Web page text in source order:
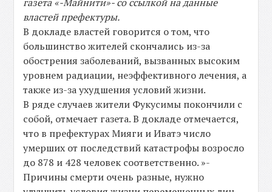
властей префектуры.
В докладе властей говорится о том, что
большинство жителей скончались из-за
обострения заболеваний, вызванных высоким
уровнем радиации, неэффективного лечения, а
также из-за ухудшения условий жизни.
В ряде случаев жители Фукусимы покончили с
собой, отмечает газета. В докладе отмечается,
что в префектурах Мияги и Иватэ число
умерших от последствий катастрофы возросло
до 878 и 428 человек соответственно. »-
Причины смерти очень разные, нужно